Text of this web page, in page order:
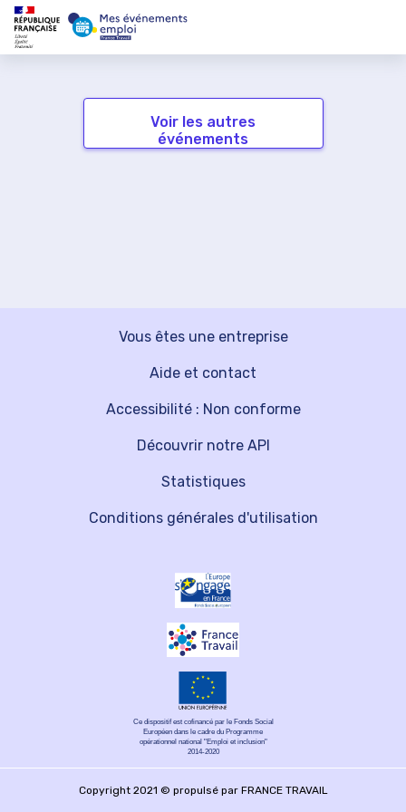
Voir les autres
événements
Vous êtes une entreprise
Découvrir notre API
Aide et contact
Statistiques
Accessibilité : Non conforme
Conditions générales d'utilisation
Ce dispositif est cofinancé par le Fonds Social
Européen dans le cadre du Programme
opérationnel national "Emploi et inclusion"
2014-2020
Copyright 2021 © propulsé par FRANCE TRAVAIL